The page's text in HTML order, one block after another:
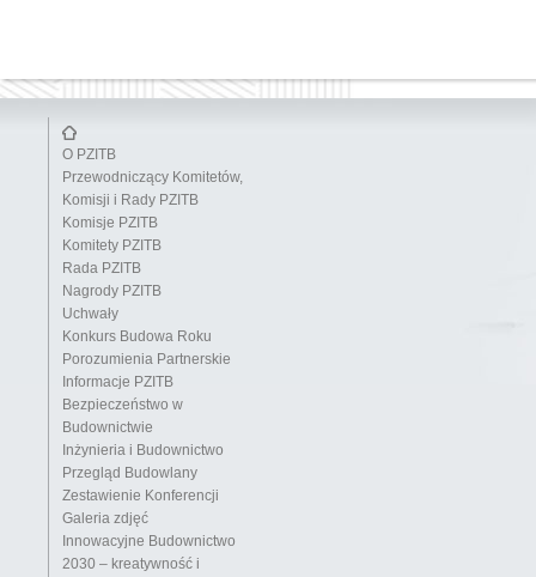
O PZITB
Przewodniczący Komitetów,
Komisji i Rady PZITB
Komisje PZITB
Komitety PZITB
Rada PZITB
Nagrody PZITB
Uchwały
Konkurs Budowa Roku
Porozumienia Partnerskie
Informacje PZITB
Bezpieczeństwo w
Budownictwie
Inżynieria i Budownictwo
Przegląd Budowlany
Zestawienie Konferencji
Galeria zdjęć
Innowacyjne Budownictwo
2030 – kreatywność i